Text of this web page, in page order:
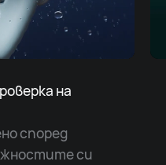
на
според
си